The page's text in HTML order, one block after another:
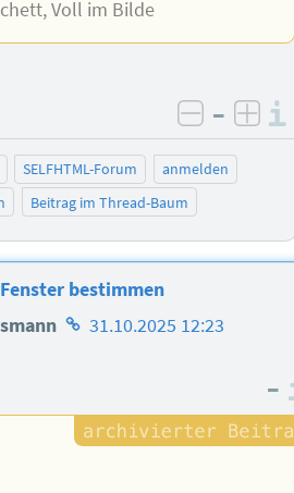
Voll im Bilde
negativ
–
SELFHTML-Forum
anmelden
Beitrag im Thread-Baum
bestimmen
Homepage
31.10.2025 12:23
–